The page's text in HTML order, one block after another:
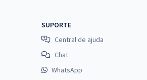
SUPORTE
Central de ajuda
Chat
WhatsApp